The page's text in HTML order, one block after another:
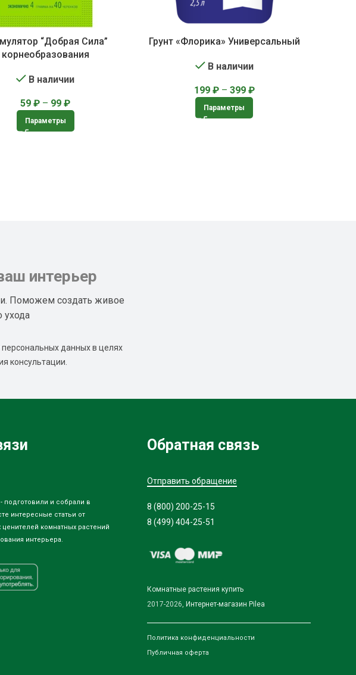
“Добрая Сила”
корнеобразования
В наличии
59₽ – 99₽
Параметры
Грунт «Флорика» Универсальный
В наличии
199 ₽ – 399 ₽
Параметры
интерьер
Поможем создать живое
ухода
данных в целях
консультации.
- подготовили и собрали в
интересные статьи от
ценителей комнатных растений
интерьера.
Обратная связь
Отправить обращение
8 (800) 200-25-15
8 (499) 404-25-51
Комнатные растения купить
2017-2026, Интернет-магазин Pilea
Политика конфиденциальности
Публичная оферта